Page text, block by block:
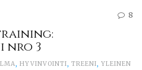
8
nro 3
, HYVINVOINTI, TREENI, YLEINEN